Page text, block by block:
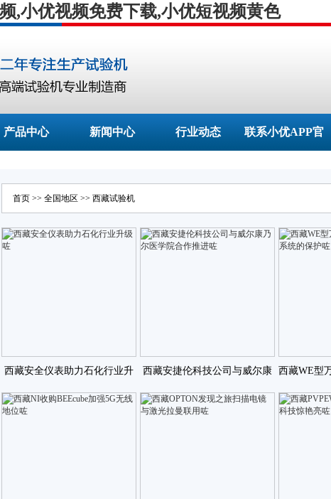
,小优视频免费下载,小优短视频黄色
产品中心 新闻中心 行业动态 联系小优APP官
首页 >> 全国地区 >> 西藏试验机
西藏安全仪表助力石化行业升
级咗
西藏安捷伦科技公司与威尔康
乃尔医学院合作推进咗
西藏WE型
系